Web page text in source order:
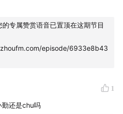
的专属赞赏语音已置顶在这期节目
episode/6933e8b43
1
勤还是chu吗